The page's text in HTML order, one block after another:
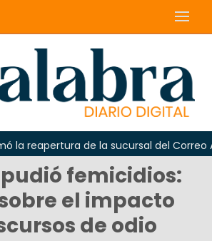
de la sucursal del Correo
femicidios:
el impacto
de odio